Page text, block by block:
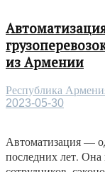
из Армении
Республика
2023-05-30
Автоматизация —
последних лет. Она